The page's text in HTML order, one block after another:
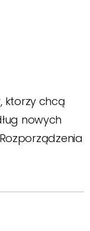
ktorzy chcą
nowych